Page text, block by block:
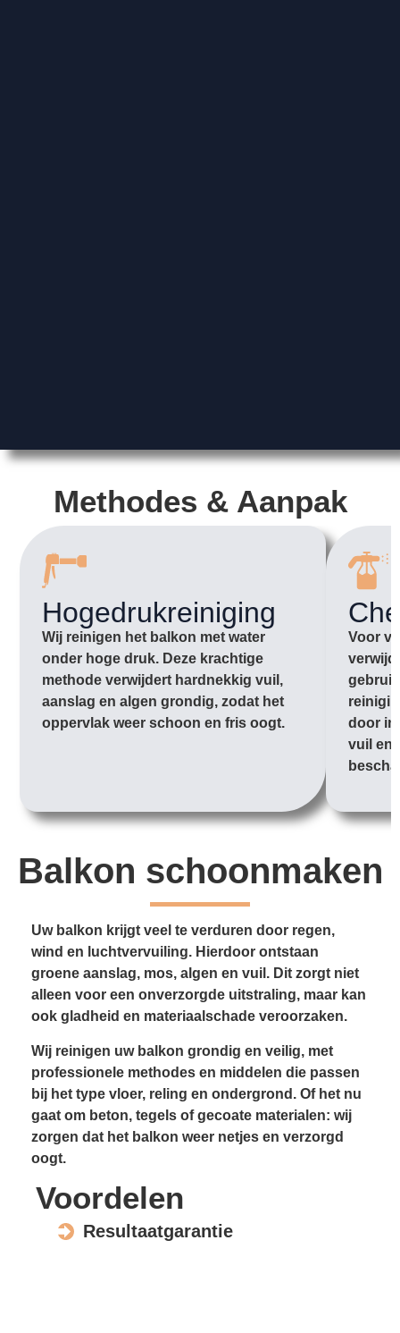
Methodes & Aanpak
Hogedrukreiniging
Wij reinigen het balkon met water
onder hoge druk. Deze krachtige
methode verwijdert hardnekkig vuil,
aanslag en algen grondig, zodat het
oppervlak weer schoon en fris oogt.
Voor
door in
vuil en
Balkon schoonmaken
Uw balkon krijgt veel te verduren door regen,
wind en luchtvervuiling. Hierdoor ontstaan
groene aanslag, mos, algen en vuil. Dit zorgt niet
alleen voor een onverzorgde uitstraling, maar kan
ook gladheid en materiaal­schade veroorzaken.
Wij reinigen uw balkon grondig en veilig, met
professionele methodes en middelen die passen
bij het type vloer, reling en ondergrond. Of het nu
gaat om beton, tegels of gecoate materialen: wij
zorgen dat het balkon weer netjes en verzorgd
oogt.
Voordelen
Resultaatgarantie